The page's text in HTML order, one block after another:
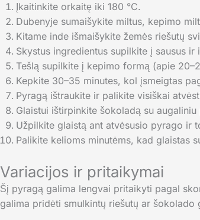
Įkaitinkite orkaitę iki 180 °C.
Dubenyje sumaišykite miltus, kepimo
Kitame inde išmaišykite žemės riešutų
Skystus ingredientus supilkite į sausus
Tešlą supilkite į kepimo formą (apie
Kepkite 30–35 minutes, kol įsmeigtas
Pyragą ištraukite ir palikite visiškai
Glaistui ištirpinkite šokoladą su
Užpilkite glaistą ant atvėsusio pyrago ir
Palikite kelioms minutėms, kad glaistas
Variacijos ir pritaikymai
Šį pyragą galima lengvai pritaikyti pagal
galima pridėti smulkintų riešutų ar